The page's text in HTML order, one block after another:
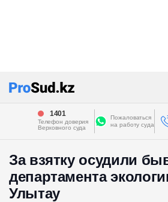
1401
Телефон доверия
Верховного суда
Пожаловаться
на работу суда
За взятку осудили
департамента
Улытау